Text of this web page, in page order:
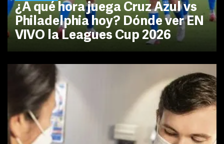
¿A qué hora juega Cruz Azul vs
Philadelphia hoy? Dónde ver EN
VIVO la Leagues Cup 2026